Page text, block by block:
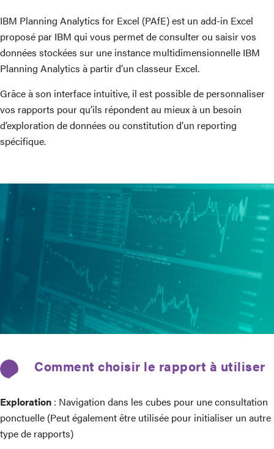
IBM Planning Analytics for Excel (PAfE) est un add-in Excel
proposé par IBM qui vous permet de consulter ou saisir vos
données stockées sur une instance multidimensionnelle IBM
Planning Analytics à partir d’un classeur Excel.
Grâce à son interface intuitive, il est possible de personnaliser
vos rapports pour qu’ils répondent au mieux à un besoin
d’exploration de données ou constitution d’un reporting
spécifique.
Comment choisir le rapport à utiliser
Exploration : Navigation dans les cubes pour une consultation
ponctuelle (Peut également être utilisée pour initialiser un autre
type de rapports)